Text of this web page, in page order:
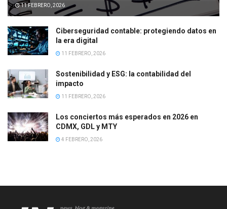
11 FEBRERO, 2026
Ciberseguridad contable: protegiendo datos en
la era digital
11 FEBRERO, 2026
Sostenibilidad y ESG: la contabilidad del
impacto
11 FEBRERO, 2026
Los conciertos más esperados en 2026 en
CDMX, GDL y MTY
4 FEBRERO, 2026